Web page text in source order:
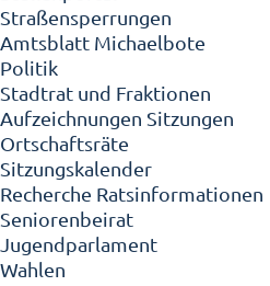
Straßensperrungen
Amtsblatt Michaelbote
Politik
Stadtrat und Fraktionen
Aufzeichnungen Sitzungen
Ortschaftsräte
Sitzungskalender
Recherche Ratsinformationen
Seniorenbeirat
Jugendparlament
Wahlen